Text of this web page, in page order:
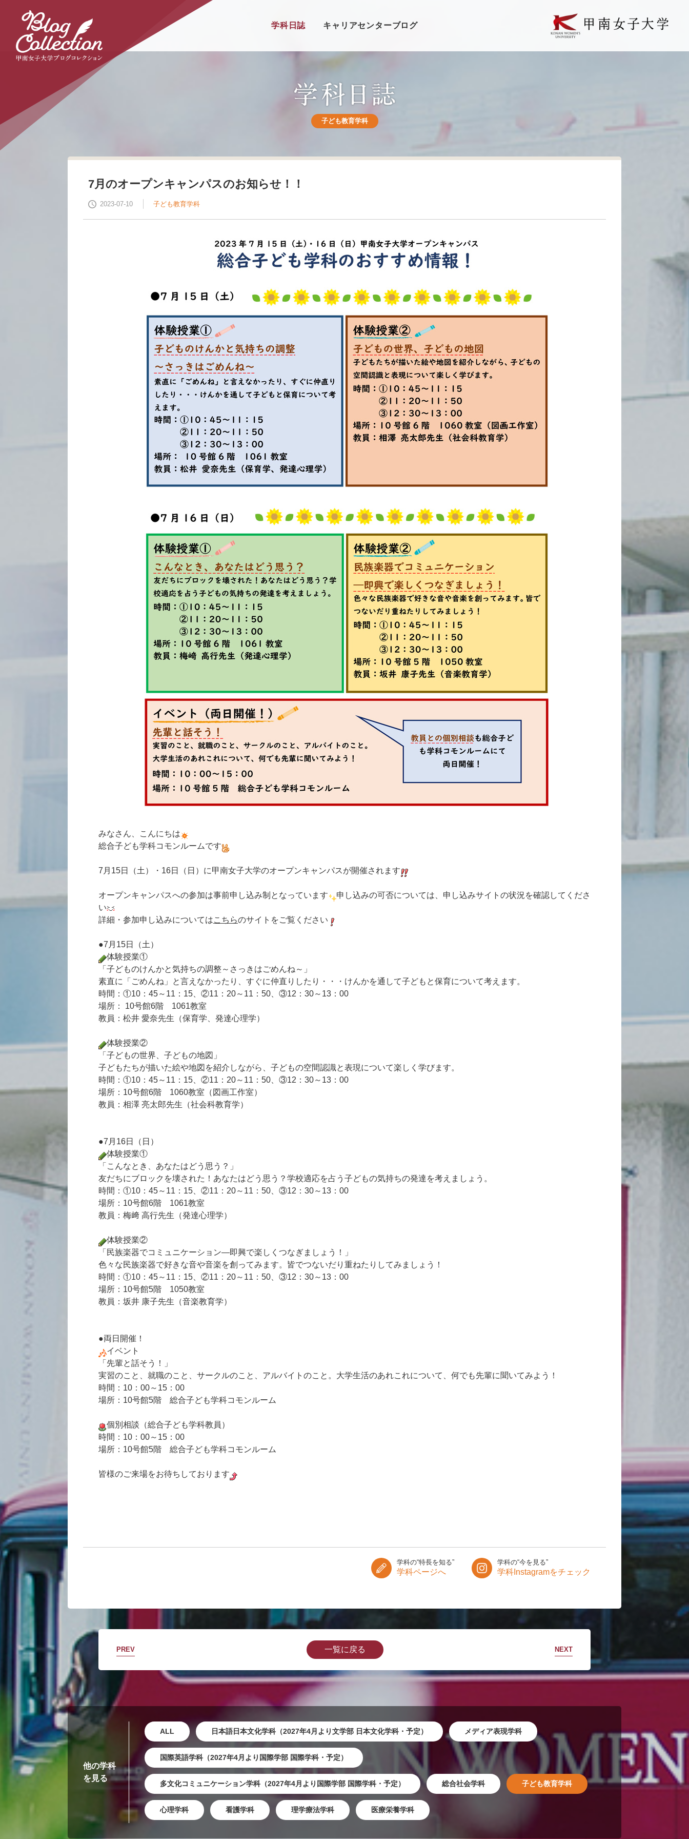
シ
ン
学科日誌 キャリアセンターブログ
子ども教育学科
7月のオープンキャンパスのお知らせ！！
2023-07-10 子ども教育学科
みなさん、こんにちは
総合子ども学科コモンルームです
7月15日（土）・16日（日）に甲南女子大学のオープンキャンパスが開催されます
オープンキャンパスへの参加は事前申し込み制となっています
申し込みの可否については、申し込みサイトの状況を確認してくださ
い
詳細・参加申し込みについてはこちらのサイトをご覧ください
●7月15日（土）
体験授業①
「子どものけんかと気持ちの調整～さっきはごめんね～」
素直に「ごめんね」と言えなかったり、すぐに仲直りしたり・・・けんかを通して子どもと保育について考えます。
時間：①10：45～11：15、②11：20～11：50、③12：30～13：00
場所： 10号館6階 1061教室
教員：松井 愛奈先生（保育学、発達心理学）
体験授業②
「子どもの世界、子どもの地図」
子どもたちが描いた絵や地図を紹介しながら、子どもの空間認識と表現について楽しく学びます。
時間：①10：45～11：15、②11：20～11：50、③12：30～13：00
場所：10号館6階 1060教室（図画工作室）
教員：相澤 亮太郎先生（社会科教育学）
●7月16日（日）
体験授業①
「こんなとき、あなたはどう思う？」
友だちにブロックを壊された！あなたはどう思う？学校適応を占う子どもの気持ちの発達を考えましょう。
時間：①10：45～11：15、②11：20～11：50、③12：30～13：00
場所：10号館6階 1061教室
教員：梅﨑 高行先生（発達心理学）
体験授業②
「民族楽器でコミュニケーション―即興で楽しくつなぎましょう！」
色々な民族楽器で好きな音や音楽を創ってみます。皆でつないだり重ねたりしてみましょう！
時間：①10：45～11：15、②11：20～11：50、③12：30～13：00
場所：10号館5階 1050教室
教員：坂井 康子先生（音楽教育学）
●両日開催！
イベント
「先輩と話そう！」
実習のこと、就職のこと、サークルのこと、アルバイトのこと。大学生活のあれこれについて、何でも先輩に聞いてみよう！
時間：10：00～15：00
場所：10号館5階 総合子ども学科コモンルーム
個別相談（総合子ども学科教員）
時間：10：00～15：00
場所：10号館5階 総合子ども学科コモンルーム
皆様のご来場をお待ちしております
学科の“特長を知る”
学科ページへ
学科の“今を見る”
学科Instagramをチェック
PREV 一覧に戻る NEXT
他の学科
を見る
ALL 日本語日本文化学科（2027年4月より文学部 日本文化学科・予定） メディア表現学科
国際英語学科（2027年4月より国際学部 国際学科・予定）
多文化コミュニケーション学科（2027年4月より国際学部 国際学科・予定） 総合社会学科 子ども教育学科
心理学科 看護学科 理学療法学科 医療栄養学科